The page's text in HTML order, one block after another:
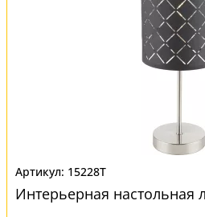
15228T
Интерьерная настольная